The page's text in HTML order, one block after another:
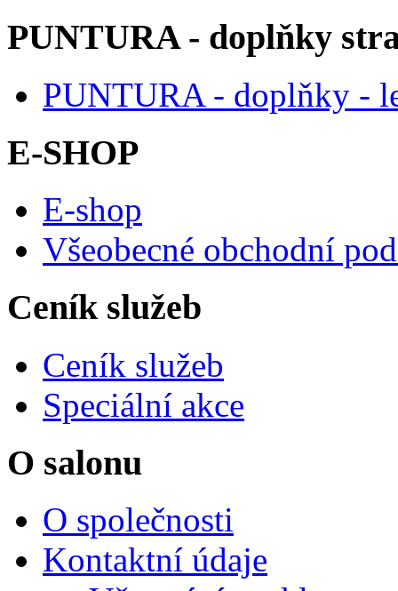
PUNTURA - doplňky
PUNTURA - doplňky -
E-SHOP
E-shop
Všeobecné obchodní
Ceník služeb
Ceník služeb
Speciální akce
O salonu
O společnosti
Kontaktní údaje